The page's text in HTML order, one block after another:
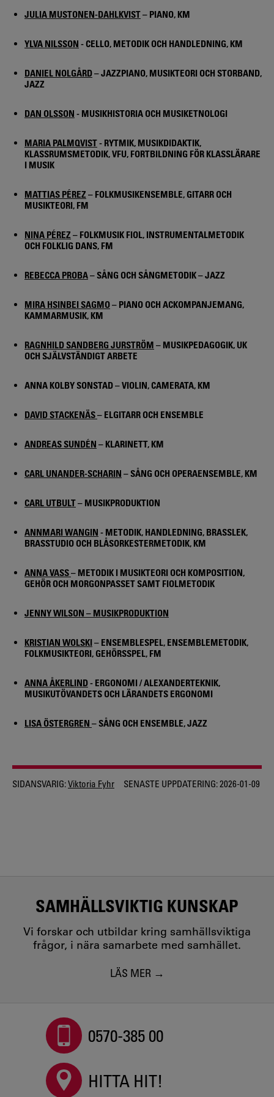
JULIA MUSTONEN-DAHLKVIST– PIANO, KM
YLVA NILSSON - CELLO, METODIK OCH HANDLEDNING, KM
DANIEL NOLGÅRD– JAZZPIANO, MUSIKTEORI OCH STORBAND,
JAZZ
DAN OLSSON - MUSIKHISTORIA OCH MUSIKETNOLOGI
MARIA PALMQVIST- RYTMIK, MUSIKDIDAKTIK,
KLASSRUMSMETODIK, VFU, FORTBILDNING FÖR KLASSLÄRARE
I MUSIK
MATTIAS PÉREZ – FOLKMUSIKENSEMBLE, GITARR OCH
MUSIKTEORI, FM
NINA PÉREZ – FOLKMUSIK FIOL, INSTRUMENTALMETODIK
OCH FOLKLIG DANS, FM
REBECCA PROBA– SÅNG OCH SÅNGMETODIK – JAZZ
MIRA HSINBEI SAGMO– PIANO OCH ACKOMPANJEMANG,
KAMMARMUSIK, KM
RAGNHILD SANDBERG JURSTRÖM – MUSIKPEDAGOGIK, UK
OCH SJÄLVSTÄNDIGT ARBETE
ANNA KOLBY SONSTAD – VIOLIN, CAMERATA, KM
DAVID STACKENÄS– ELGITARR OCH ENSEMBLE
ANDREAS SUNDÉN – KLARINETT, KM
CARL UNANDER-SCHARIN – SÅNG OCH OPERAENSEMBLE, KM
CARL UTBULT– MUSIKPRODUKTION
ANNMARI WANGIN - METODIK, HANDLEDNING, BRASSLEK,
BRASSTUDIO OCH BLÅSORKESTERMETODIK, KM
ANNA VASS– METODIK I MUSIKTEORI OCH KOMPOSITION,
GEHÖR OCH MORGONPASSET SAMT FIOLMETODIK
JENNY WILSON – MUSIKPRODUKTION
KRISTIAN WOLSKI– ENSEMBLESPEL, ENSEMBLEMETODIK,
FOLKMUSIKTEORI, GEHÖRSSPEL, FM
ANNA ÅKERLIND- ERGONOMI / ALEXANDERTEKNIK,
MUSIKUTÖVANDETS OCH LÄRANDETS ERGONOMI
LISA ÖSTERGREN – SÅNG OCH ENSEMBLE, JAZZ
SIDANSVARIG:Viktoria Fyhr SENASTE UPPDATERING:2026-01-09
SAMHÄLLSVIKTIG KUNSKAP
Vi forskar och utbildar kring samhällsviktiga
frågor, i nära samarbete med samhället.
LÄS MER
0570-385 00
HITTA HIT!